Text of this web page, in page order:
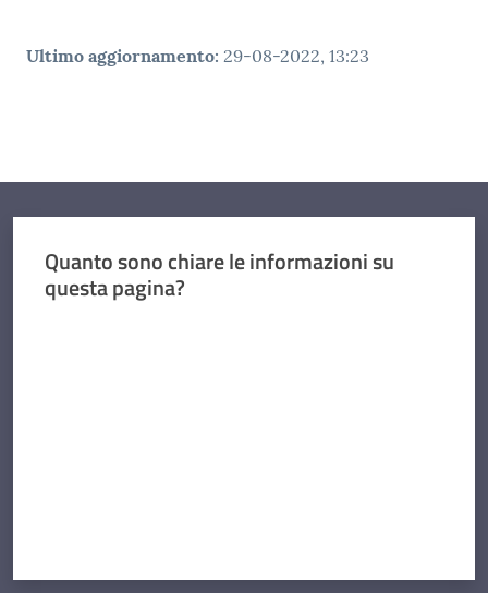
Ultimo aggiornamento: 29-08-2022, 13:23
Quanto sono chiare le informazioni su
questa pagina?